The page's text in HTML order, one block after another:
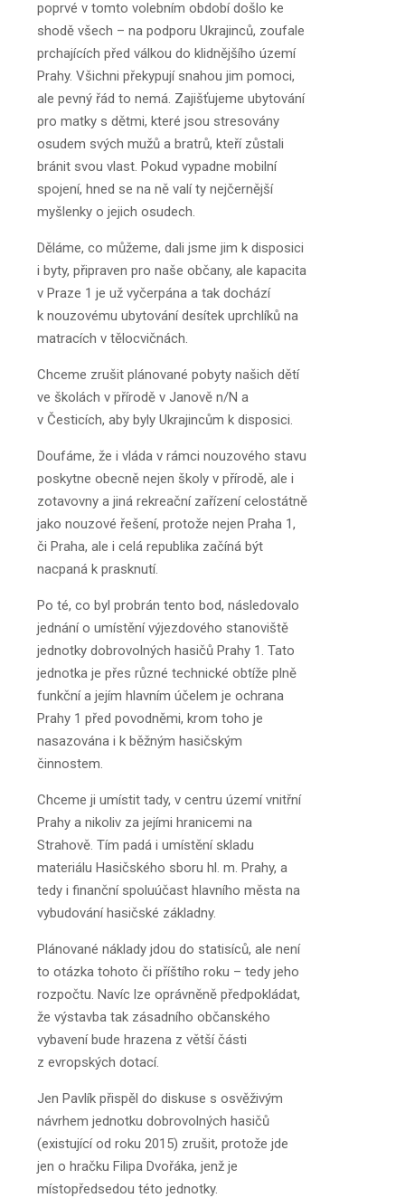
poprvé v tomto volebním období došlo ke
shodě všech – na podporu Ukrajinců, zoufale
prchajících před válkou do klidnějšího území
Prahy. Všichni překypují snahou jim pomoci,
ale pevný řád to nemá. Zajišťujeme ubytování
pro matky s dětmi, které jsou stresovány
osudem svých mužů a bratrů, kteří zůstali
bránit svou vlast. Pokud vypadne mobilní
spojení, hned se na ně valí ty nejčernější
myšlenky o jejich osudech.
Děláme, co můžeme, dali jsme jim k disposici
i byty, připraven pro naše občany, ale kapacita
v Praze 1 je už vyčerpána a tak dochází
k nouzovému ubytování desítek uprchlíků na
matracích v tělocvičnách.
Chceme zrušit plánované pobyty našich dětí
ve školách v přírodě v Janově n/N a
v Česticích, aby byly Ukrajincům k disposici.
Doufáme, že i vláda v rámci nouzového stavu
poskytne obecně nejen školy v přírodě, ale i
zotavovny a jiná rekreační zařízení celostátně
jako nouzové řešení, protože nejen Praha 1,
či Praha, ale i celá republika začíná být
nacpaná k prasknutí.
Po té, co byl probrán tento bod, následovalo
jednání o umístění výjezdového stanoviště
jednotky dobrovolných hasičů Prahy 1. Tato
jednotka je přes různé technické obtíže plně
funkční a jejím hlavním účelem je ochrana
Prahy 1 před povodněmi, krom toho je
nasazována i k běžným hasičským
činnostem.
Chceme ji umístit tady, v centru území vnitřní
Prahy a nikoliv za jejími hranicemi na
Strahově. Tím padá i umístění skladu
materiálu Hasičského sboru hl. m. Prahy, a
tedy i finanční spoluúčast hlavního města na
vybudování hasičské základny.
Plánované náklady jdou do statisíců, ale není
to otázka tohoto či příštího roku – tedy jeho
rozpočtu. Navíc lze oprávněně předpokládat,
že výstavba tak zásadního občanského
vybavení bude hrazena z větší části
z evropských dotací.
Jen Pavlík přispěl do diskuse s osvěživým
návrhem jednotku dobrovolných hasičů
(existující od roku 2015) zrušit, protože jde
jen o hračku Filipa Dvořáka, jenž je
místopředsedou této jednotky.